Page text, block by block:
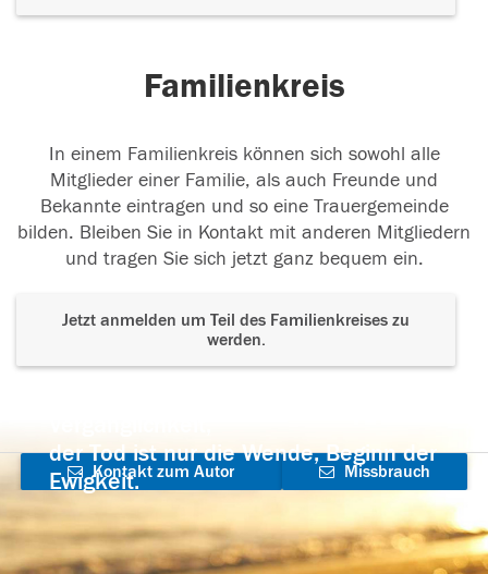
Familienkreis
In einem Familienkreis können sich sowohl alle
Mitglieder einer Familie, als auch Freunde und
Bekannte eintragen und so eine Trauergemeinde
bilden. Bleiben Sie in Kontakt mit anderen Mitgliedern
und tragen Sie sich jetzt ganz bequem ein.
Jetzt anmelden um Teil des Familienkreises zu
werden.
der Tod ist nur die Wende, Beginn der
Ewigkeit.
Kontakt zum Autor
aufnehmen
Missbrauch